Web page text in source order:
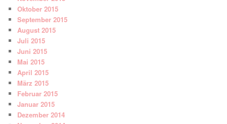
Oktober 2015
September 2015
August 2015
Juli 2015
Juni 2015
Mai 2015
April 2015
März 2015
Februar 2015
Januar 2015
Dezember 2014